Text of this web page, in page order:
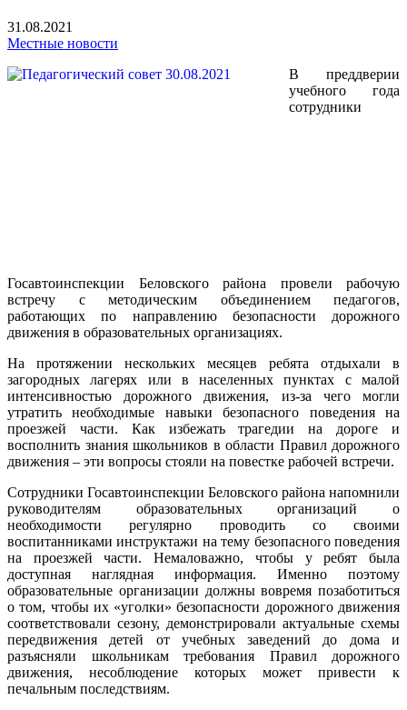
31.08.2021
Местные новости
В преддверии
учебного года
сотрудники
Госавтоинспекции Беловского района провели рабочую
встречу с методическим объединением педагогов,
работающих по направлению безопасности дорожного
движения в образовательных организациях.
На протяжении нескольких месяцев ребята отдыхали в
загородных лагерях или в населенных пунктах с малой
интенсивностью дорожного движения, из-за чего могли
утратить необходимые навыки безопасного поведения на
проезжей части. Как избежать трагедии на дороге и
восполнить знания школьников в области Правил дорожного
движения – эти вопросы стояли на повестке рабочей встречи.
Сотрудники Госавтоинспекции Беловского района напомнили
руководителям образовательных организаций о
необходимости регулярно проводить со своими
воспитанниками инструктажи на тему безопасного поведения
на проезжей части. Немаловажно, чтобы у ребят была
доступная наглядная информация. Именно поэтому
образовательные организации должны вовремя позаботиться
о том, чтобы их «уголки» безопасности дорожного движения
соответствовали сезону, демонстрировали актуальные схемы
передвижения детей от учебных заведений до дома и
разъясняли школьникам требования Правил дорожного
движения, несоблюдение которых может привести к
печальным последствиям.